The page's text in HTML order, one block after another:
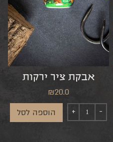
אבקת ציר ירקות
₪20.0
הוספה לסל